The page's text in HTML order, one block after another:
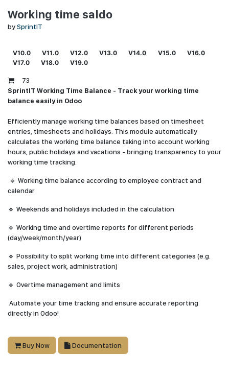
Working time saldo
bySprintIT
V10.0 V11.0 V12.0 V13.0 V14.0 V15.0
V16.0
V17.0
V18.0 V19.0
73
SprintIT Working Time Balance - Track your working time
balance easily in Odoo
Efficiently manage working time balances based on timesheet
entries, timesheets and holidays. This module automatically
calculates the working time balance taking into account working
hours, public holidays and vacations - bringing transparency to your
working time tracking.
🔹 Working time balance according to employee contract and
calendar
🔹 Weekends and holidays included in the calculation
🔹 Working time and overtime reports for different periods
(day/week/month/year)
🔹 Possibility to split working time into different categories (e.g.
sales, project work, administration)
🔹 Overtime management and limits
Automate your time tracking and ensure accurate reporting
directly in Odoo!
Buy Now Documentation